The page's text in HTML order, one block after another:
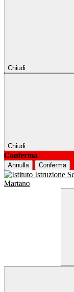
Chiudi
Chiudi
Conferma
Annulla Conferma